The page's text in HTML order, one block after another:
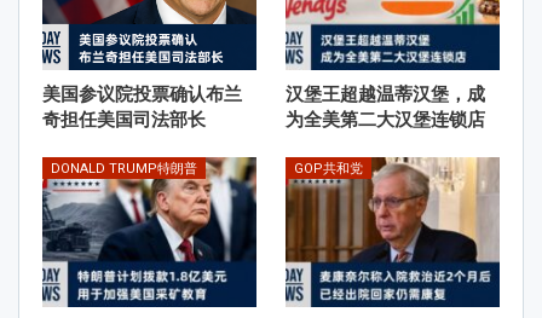
美国参议院投票确认布兰
奇担任美国司法部长
汉堡王超越温蒂汉堡，成
为全美第二大汉堡连锁店
DONALD TRUMP特朗普 GOP共和党